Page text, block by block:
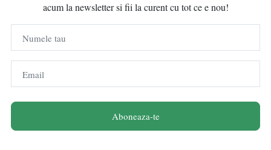
acum la newsletter si fii la curent cu tot ce e nou!
Numele tau
Email
Aboneaza-te